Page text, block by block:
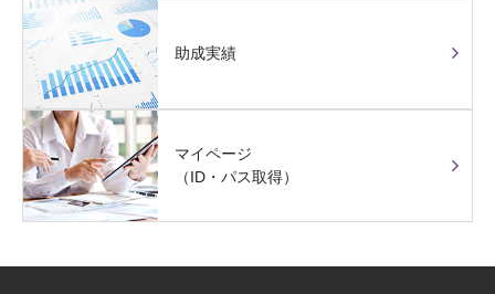
助成実績
マイページ
（ID・パス取得）